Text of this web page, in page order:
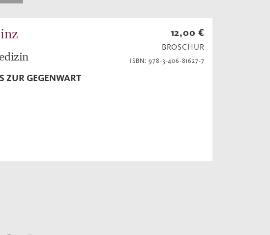
ZUR GEGENWART
12,00 €
BROSCHUR
ISBN: 978-3-406-81627-7